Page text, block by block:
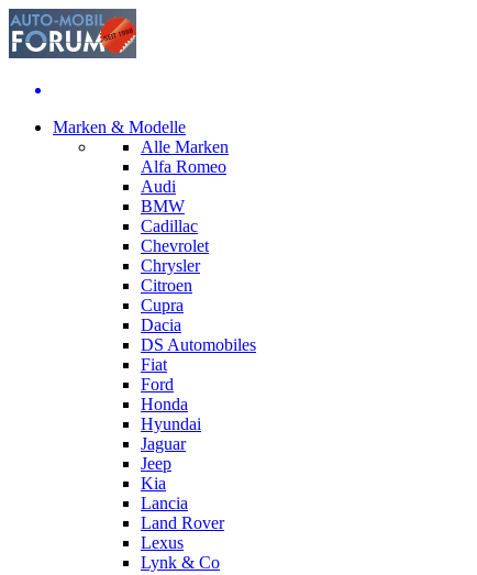
Marken & Modelle
Alle Marken
Alfa Romeo
Audi
BMW
Cadillac
Chevrolet
Chrysler
Citroen
Cupra
Dacia
DS Automobiles
Fiat
Ford
Honda
Hyundai
Jaguar
Jeep
Kia
Lancia
Land Rover
Lexus
Lynk & Co